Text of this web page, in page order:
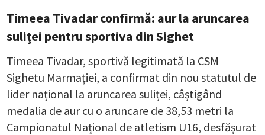
Timeea Tivadar confirmă: aur la aruncarea
suliței pentru sportiva din Sighet
Timeea Tivadar, sportivă legitimată la CSM
Sighetu Marmației, a confirmat din nou statutul de
lider național la aruncarea suliței, câștigând
medalia de aur cu o aruncare de 38,53 metri la
Campionatul Național de atletism U16, desfășurat